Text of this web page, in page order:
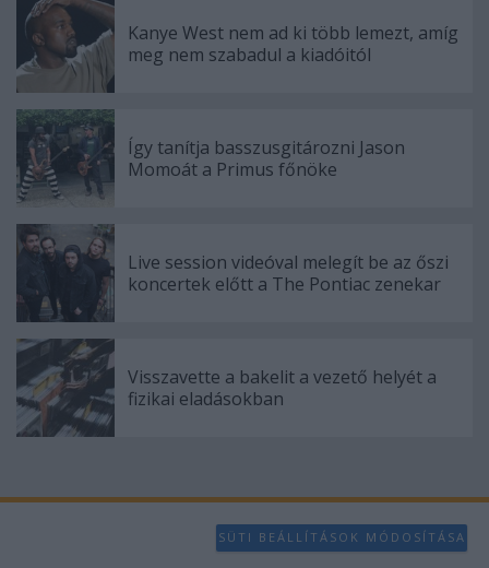
Kanye West nem ad ki több lemezt, amíg
meg nem szabadul a kiadóitól
Így tanítja basszusgitározni Jason
Momoát a Primus főnöke
Live session videóval melegít be az őszi
koncertek előtt a The Pontiac zenekar
Visszavette a bakelit a vezető helyét a
fizikai eladásokban
SÜTI BEÁLLÍTÁSOK MÓDOSÍTÁSA